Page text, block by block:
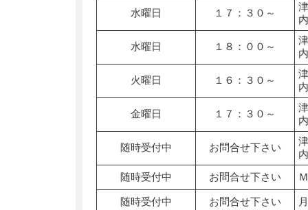
水曜日 １７：３０～
水曜日 １８：００～
火曜日 １６：３０～
金曜日 １７：３０～
随時受付中 お問合せ下さい
随時受付中
お問合せ下さい
随時受付中 お問合せ下さい